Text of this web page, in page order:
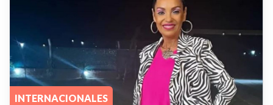
INTERNACIONALES